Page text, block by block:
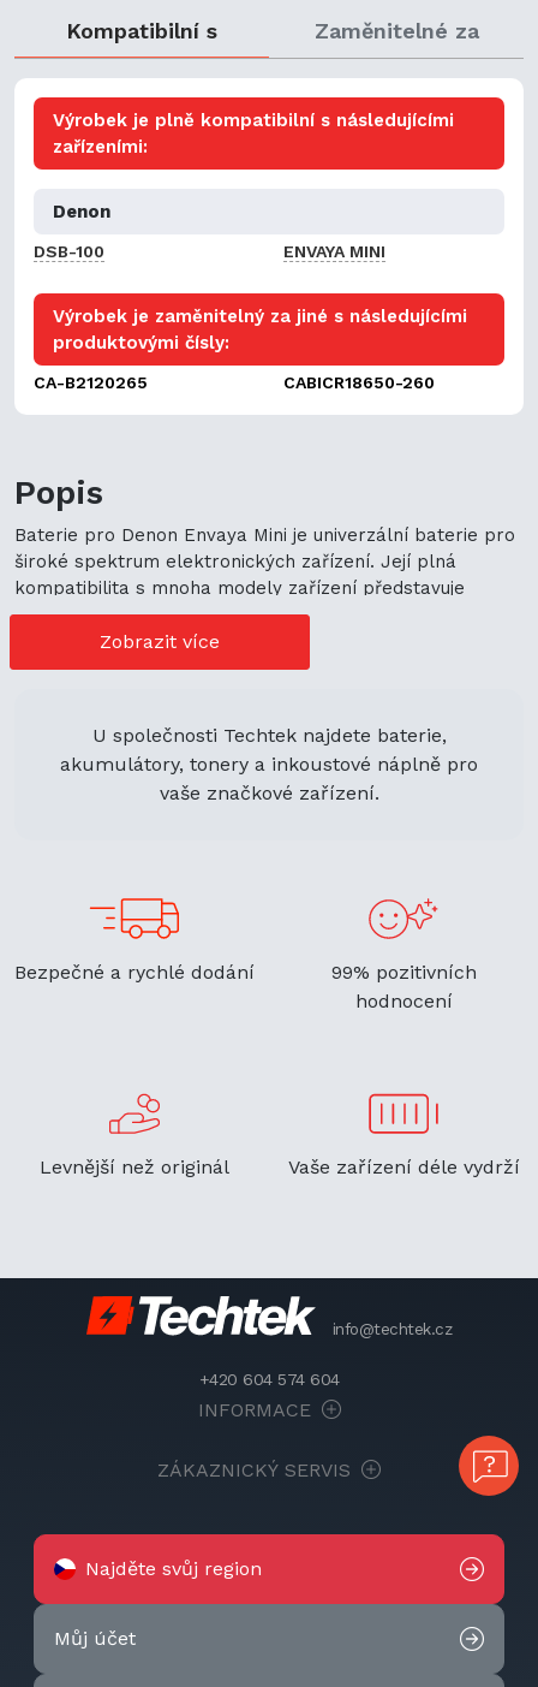
Kompatibilní s Zaměnitelné za
Výrobek je plně kompatibilní s následujícími
zařízeními:
Denon
DSB-100 ENVAYA MINI
Výrobek je zaměnitelný za jiné s následujícími
produktovými čísly:
CA-B2120265 CABICR18650-260
Popis
Baterie pro Denon Envaya Mini je univerzální baterie pro
široké spektrum elektronických zařízení. Její plná
kompatibilita s mnoha modely zařízení představuje
cenově výhodné možnosti nákupu. Její univerzální použití
navíc podporuje ekologickou udržitelnost a zaručuje
flexibilitu.
Zobrazit více
U společnosti Techtek najdete baterie,
akumulátory, tonery a inkoustové náplně pro
vaše značkové zařízení.
Bezpečné a rychlé dodání
99% pozitivních
hodnocení
Levnější než originál Vaše zařízení déle vydrží
info@techtek.cz
+420 604 574 604
INFORMACE
ZÁKAZNICKÝ SERVIS
Najděte svůj region
Můj účet